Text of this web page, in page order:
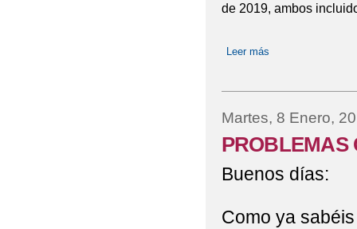
de 2019, ambos
Leer más
Martes, 8 Enero,
PROBLEMAS
Buenos días:
Como ya